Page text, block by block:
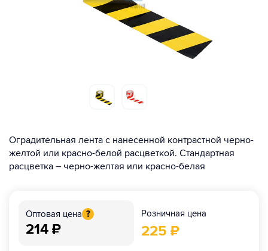
Оградительная лента с нанесенной контрастной черно-
желтой или красно-белой расцветкой. Стандартная
расцветка – черно-желтая или красно-белая
Оптовая цена ?
214 ₽
Розничная цена
225 ₽